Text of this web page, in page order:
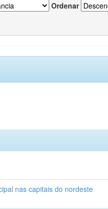
Ordenar
nas capitais do nordeste